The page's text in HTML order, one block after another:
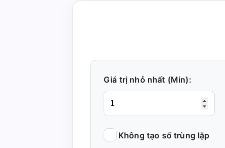
Giá trị nhỏ nhất (Min):
Không tạo số trùng lặp